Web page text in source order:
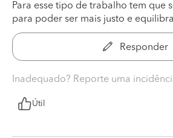
Para esse tipo de trabalho tem que
para poder ser mais justo e
Responder
Inadequado? Reporte uma
Útil